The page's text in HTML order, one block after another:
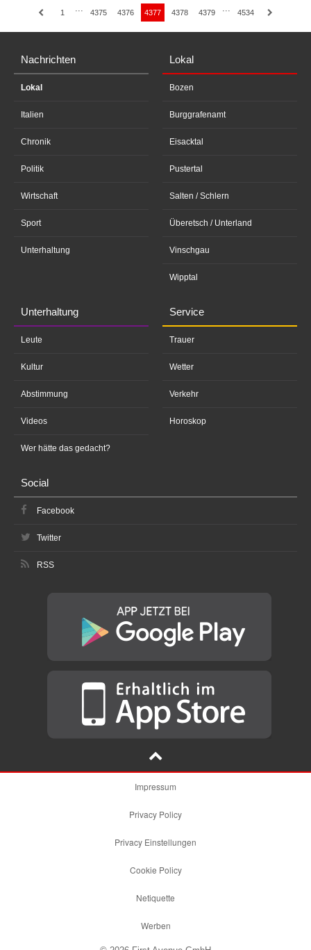
1 ··· 4375 4376 4377 4378 4379 ··· 4534
Nachrichten
Lokal
Italien
Chronik
Politik
Wirtschaft
Sport
Unterhaltung
Lokal
Bozen
Burggrafenamt
Eisacktal
Pustertal
Salten / Schlern
Überetsch / Unterland
Vinschgau
Wipptal
Unterhaltung
Leute
Kultur
Abstimmung
Videos
Wer hätte das gedacht?
Service
Trauer
Wetter
Verkehr
Horoskop
Social
Facebook
Twitter
RSS
Impressum
Privacy Policy
Privacy Einstellungen
Cookie Policy
Netiquette
Werben